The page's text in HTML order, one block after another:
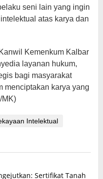
seni lain yang ingin
atas karya dan
Kemenkum Kalbar
layanan hukum,
bagi masyarakat
menciptakan karya yang
MK)
Intelektual
Sertifikat Tanah